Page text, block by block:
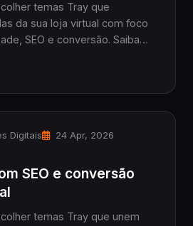
temas Tray que
da sua loja virtual com foco
SEO e conversão. Saiba
para profissionalizar seu e-
Digitais
24 Apr, 2026
SEO e conversão
temas Tray que unem